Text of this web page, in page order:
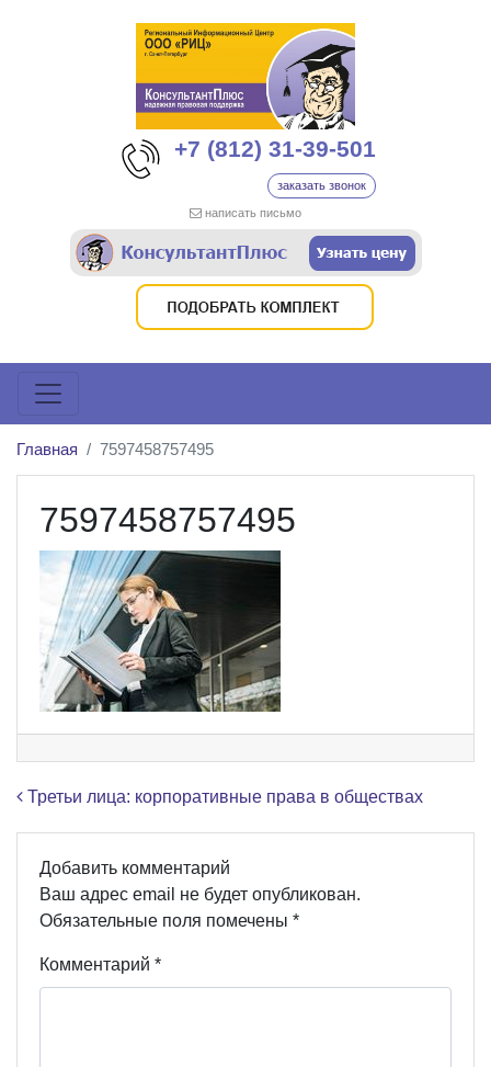
+7 (812) 31-39-501
заказать звонок
написать письмо
Главная 7597458757495
7597458757495
Навигация по записям
Третьи лица: корпоративные права в обществах
Добавить комментарий
Ваш адрес email не будет опубликован.
Обязательные поля помечены *
Комментарий *